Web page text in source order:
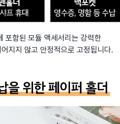
포함된 모듈 액세서리는 강력한
지지 않고 안정적으로 고정됩니다.